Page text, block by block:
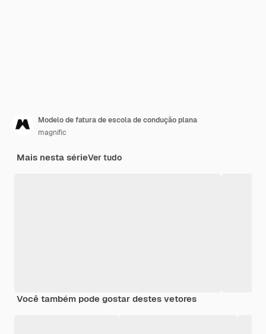
Modelo de fatura de escola de condução plana
magnific
Mais nesta sérieVer tudo
Você também pode gostar destes vetores